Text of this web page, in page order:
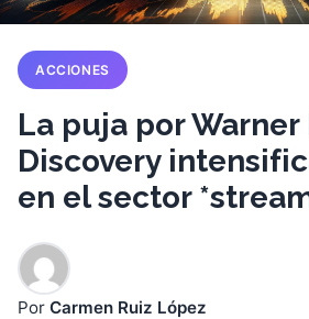
ACCIONES
La puja por Warner
Discovery
en el sector
Por Carmen Ruiz López